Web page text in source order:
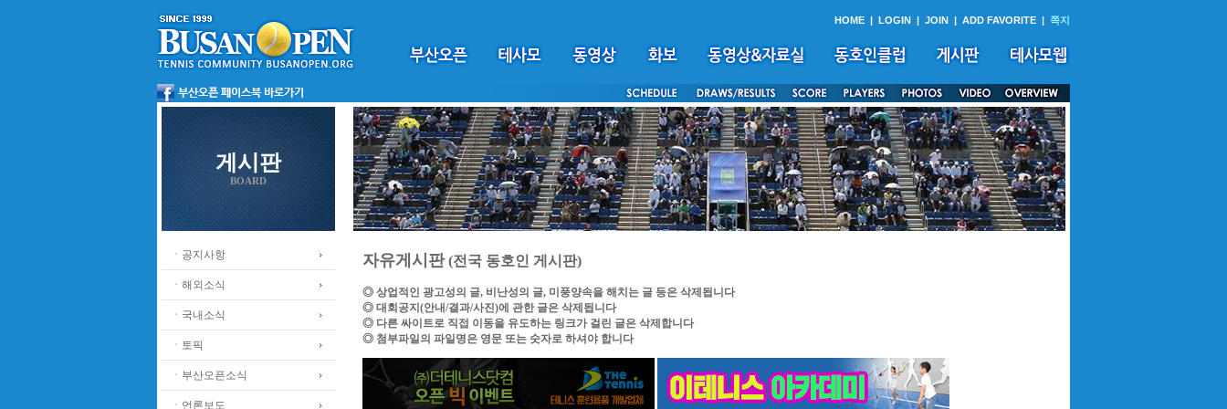
HOME | LOGIN | JOIN | ADD FAVORITE | 쪽지
게시판
BOARD
ㆍ공지사항
ㆍ해외소식
ㆍ국내소식
ㆍ토픽
ㆍ부산오픈소식
ㆍ언론보도
자유게시판(전국 동호인 게시판)
◎ 상업적인 광고성의 글, 비난성의 글, 미풍양속을 해치는 글 등은 삭제됩니다
◎ 대회공지(안내/결과/사진)에 관한 글은 삭제됩니다
◎ 다른 싸이트로 직접 이동을 유도하는 링크가 걸린 글은 삭제합니다
◎ 첨부파일의 파일명은 영문 또는 숫자로 하셔야 합니다